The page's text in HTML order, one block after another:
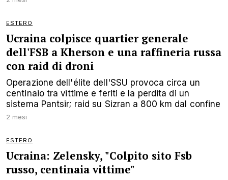
ESTERO
Ucraina colpisce quartier generale
dell'FSB a Kherson e una raffineria russa
con raid di droni
Operazione dell'élite dell'SSU provoca circa un
centinaio tra vittime e feriti e la perdita di un
sistema Pantsir; raid su Sizran a 800 km dal confine
2 mesi
ESTERO
Ucraina: Zelensky, "Colpito sito Fsb
russo, centinaia vittime"